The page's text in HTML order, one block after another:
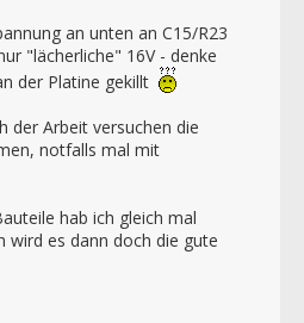
an unten an C15/R23
"lächerliche" 16V - denke
der Platine gekillt
der Arbeit versuchen die
notfalls mal mit
hab ich gleich mal
wird es dann doch die gute